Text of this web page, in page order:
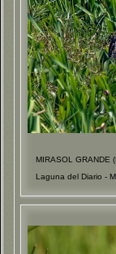
MIRASOL GRANDE
Laguna del Diario -